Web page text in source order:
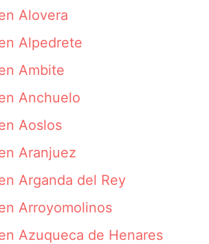
Alovera
Alpedrete
Ambite
Anchuelo
Aoslos
Aranjuez
Arganda del Rey
Arroyomolinos
Azuqueca de Henares